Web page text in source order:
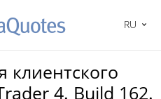
RU
клиентского
4. Build 162.